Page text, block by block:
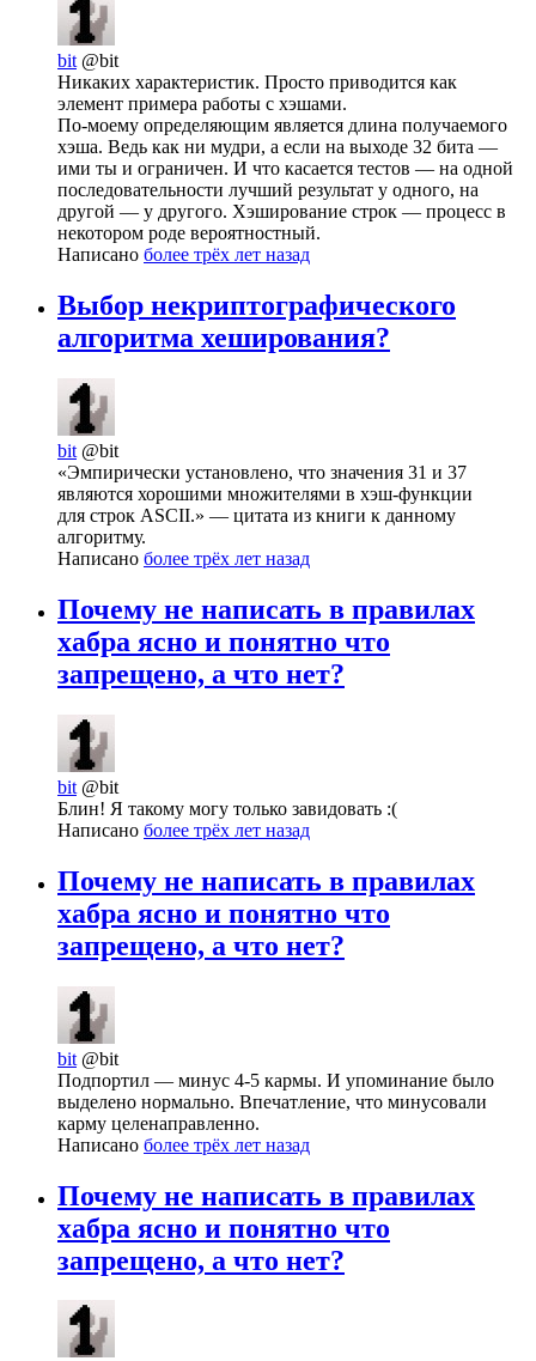
bit @bit
Никаких характеристик. Просто приводится как
элемент примера работы с хэшами.
По-моему определяющим является длина получаемого
хэша. Ведь как ни мудри, а если на выходе 32 бита —
ими ты и ограничен. И что касается тестов — на одной
последовательности лучший результат у одного, на
другой — у другого. Хэширование строк — процесс в
некотором роде вероятностный.
Написано более трёх лет назад
Выбор некриптографического
алгоритма хеширования?
bit @bit
«Эмпирически установлено, что значения 31 и 37
являются хорошими множителями в хэш-функции
для строк ASCII.» — цитата из книги к данному
алгоритму.
Написано более трёх лет назад
Почему не написать в правилах
хабра ясно и понятно что
запрещено, а что нет?
bit @bit
Блин! Я такому могу только завидовать :(
Написано более трёх лет назад
Почему не написать в правилах
хабра ясно и понятно что
запрещено, а что нет?
bit @bit
Подпортил — минус 4-5 кармы. И упоминание было
выделено нормально. Впечатление, что минусовали
карму целенаправленно.
Написано более трёх лет назад
Почему не написать в правилах
хабра ясно и понятно что
запрещено, а что нет?